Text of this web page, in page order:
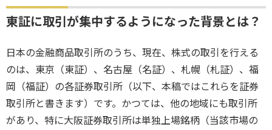
東証に取引が集中するようになった背景とは？
日本の金融商品取引所のうち、現在、株式の取引を行える
のは、東京（東証）、名古屋（名証）、札幌（札証）、福
岡（福証）の各証券取引所（以下、本稿ではこれらを証券
取引所と書きます）です。かつては、他の地域にも取引所
があり、特に大阪証券取引所は単独上場銘柄（当該市場の